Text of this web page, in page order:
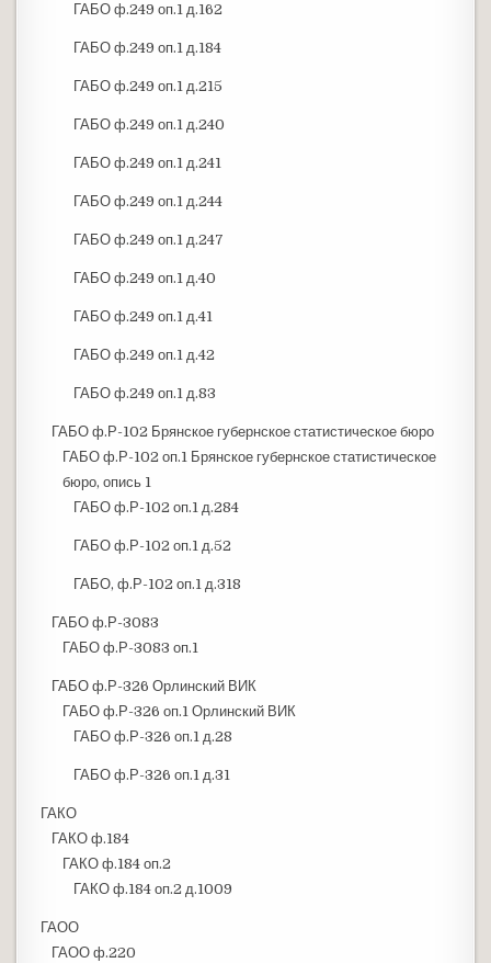
ГАБО ф.249 оп.1 д.162
ГАБО ф.249 оп.1 д.184
ГАБО ф.249 оп.1 д.215
ГАБО ф.249 оп.1 д.240
ГАБО ф.249 оп.1 д.241
ГАБО ф.249 оп.1 д.244
ГАБО ф.249 оп.1 д.247
ГАБО ф.249 оп.1 д.40
ГАБО ф.249 оп.1 д.41
ГАБО ф.249 оп.1 д.42
ГАБО ф.249 оп.1 д.83
ГАБО ф.Р-102 Брянское губернское статистическое бюро
ГАБО ф.Р-102 оп.1 Брянское губернское статистическое
бюро, опись 1
ГАБО ф.Р-102 оп.1 д.284
ГАБО ф.Р-102 оп.1 д.52
ГАБО, ф.Р-102 оп.1 д.318
ГАБО ф.Р-3083
ГАБО ф.Р-3083 оп.1
ГАБО ф.Р-326 Орлинский ВИК
ГАБО ф.Р-326 оп.1 Орлинский ВИК
ГАБО ф.Р-326 оп.1 д.28
ГАБО ф.Р-326 оп.1 д.31
ГАКО
ГАКО ф.184
ГАКО ф.184 оп.2
ГАКО ф.184 оп.2 д.1009
ГАОО
ГАОО ф.220